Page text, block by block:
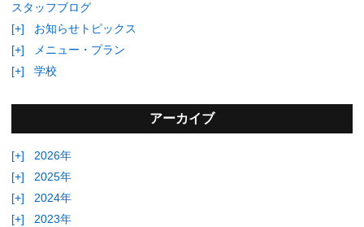
スタッフブログ
[+]
お知らせトピックス
[+]
メニュー・プラン
[+]
学校
アーカイブ
[+]
2026年
[+]
2025年
[+]
2024年
[+]
2023年